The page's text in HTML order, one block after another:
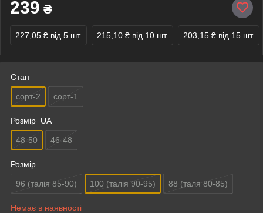
239 ₴
227,05 ₴ від 5 шт. 215,10 ₴ від 10 шт. 203,15 ₴ від 15 шт.
Стан
сорт-2 сорт-1
Розмір_UA
48-50 46-48
Розмір
96 (талія 85-90) 100 (талія 90-95) 88 (таля 80-85)
Немає в наявності